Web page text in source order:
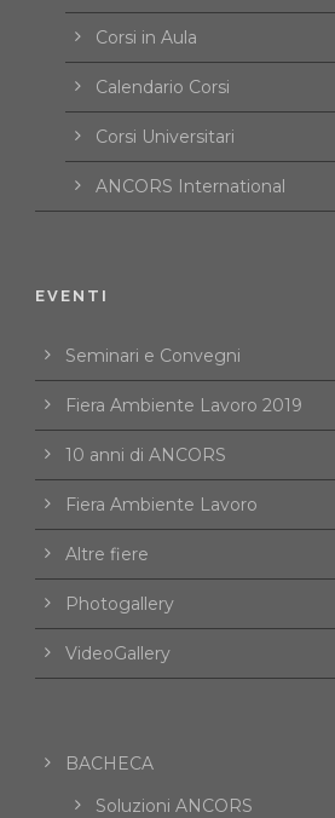
Corsi in Aula
Calendario Corsi
Corsi Universitari
ANCORS International
EVENTI
Seminari e Convegni
Fiera Ambiente Lavoro 2019
10 anni di ANCORS
Fiera Ambiente Lavoro
Altre fiere
Photogallery
VideoGallery
BACHECA
Soluzioni ANCORS